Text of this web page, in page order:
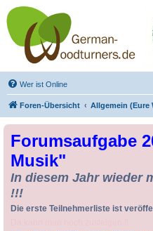
Drechseln und
Kunsthandwerk -
German-Woodturners
*Forum Sauerland*
Der Treffpunkt für Drechsler und Freunde
Wer ist Online
Foren-Übersicht Allgemein (Eure
Forumsaufgabe
Musik"
In diesem Jahr wieder
!!!
Die erste Teilnehmerliste ist